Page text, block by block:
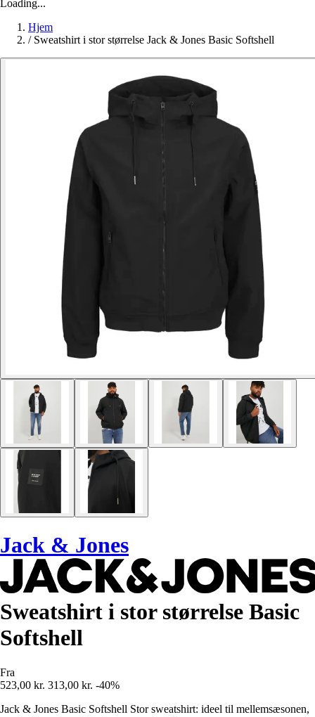
Loading...
Hjem
/ Sweatshirt i stor størrelse Jack & Jones Basic Softshell
Jack & Jones
Sweatshirt i stor størrelse Basic
Softshell
Fra
523,00 kr. 313,00 kr. -40%
Jack & Jones Basic Softshell Stor sweatshirt: ideel til mellemsæsonen,